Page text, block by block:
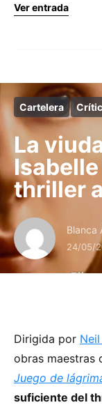
Ver entrada
Cartelera
La
thriller
Blanca
24/05/
Dirigida por
obras maestras
Juego de
suficiente del